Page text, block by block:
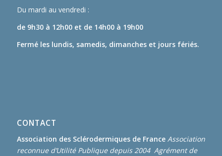
Du mardi au vendredi :
de 9h30 à 12h00 et de 14h00 à 19h00
Fermé les lundis, samedis, dimanches et jours fériés.
CONTACT
Association des Sclérodermiques de France Association
reconnue d’Utilité Publique depuis 2004 Agrément de